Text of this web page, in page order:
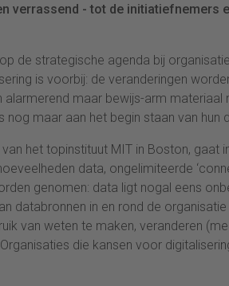
verrassend - tot de initiatiefnemers
de strategische agenda bij
is voorbij: de veranderingen
alarmerend maar bewijs-arm
maar aan het begin staan van hun
het topinstituut MIT in Boston, gaat
data, ongelimiteerde
genomen: data ligt nogal eens
databronnen in en rond de
van weten te maken, veranderen
die kansen voor